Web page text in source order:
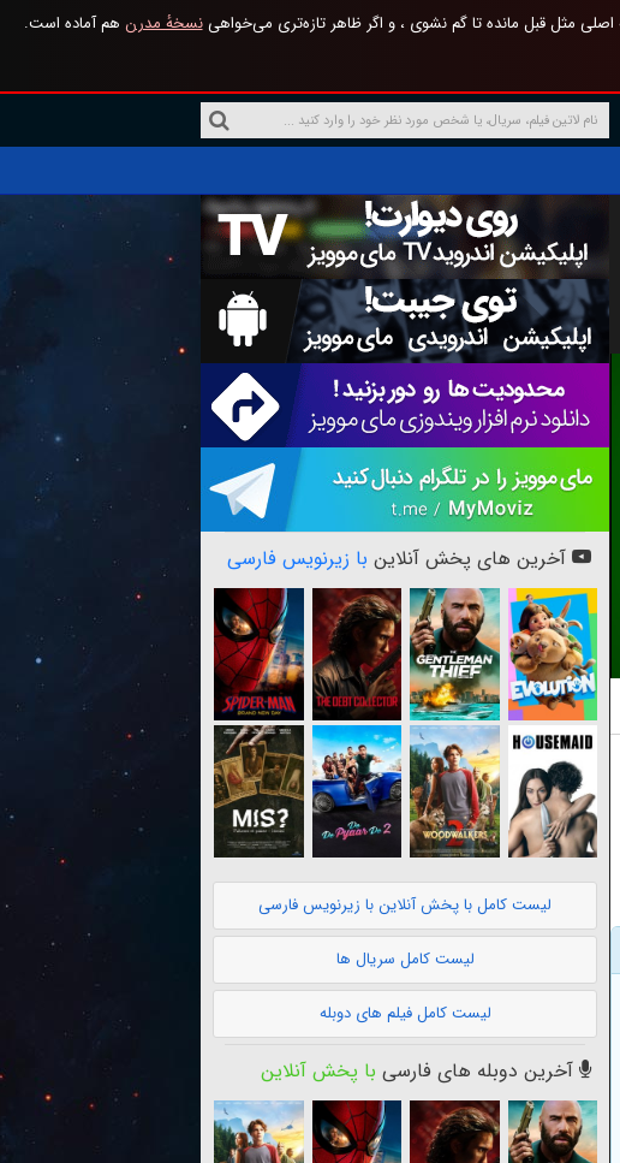
مثل قبل مانده تا گم نشوی ، و اگر ظاهر تازه‌تری می‌خواهینسخهٔ مدرن هم آماده است.
آخرین های پخش آنلاین با زیرنویس فارسی
لیست کامل با پخش آنلاین با زیرنویس فارسی
لیست کامل سریال ها
لیست کامل فیلم های دوبله
آخرین دوبله های فارسی با پخش آنلاین